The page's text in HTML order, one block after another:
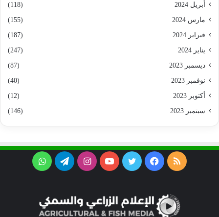
أبريل 2024 (118)
مارس 2024 (155)
فبراير 2024 (187)
يناير 2024 (247)
ديسمبر 2023 (87)
نوفمبر 2023 (40)
أكتوبر 2023 (12)
سبتمبر 2023 (146)
ملخص
RSS
فيسبوكتويتر يوتيوبانستقرامتيلقرامواتساب